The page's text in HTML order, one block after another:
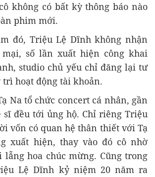
không có bất kỳ thông báo nào
phim mới.
đó, Triệu Lệ Dĩnh không nhận
số lần xuất hiện công khai
studio chủ yếu chỉ đăng lại tư
hoạt động tài khoản.
Na tổ chức concert cá nhân, gần
đều tới ủng hộ. Chỉ riêng Triệu
vốn có quan hệ thân thiết với Tạ
xuất hiện, thay vào đó cô nhờ
hoa chúc mừng. Cũng trong
Lệ Dĩnh kỷ niệm 20 năm ra